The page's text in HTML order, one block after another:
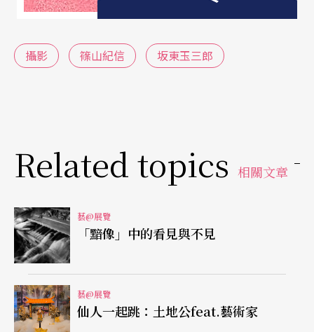
夾帶明星的光環，篠山的一言一行也受到外界矚
數，也儘管攝影被視為客觀記錄現實的媒介工具，
卻能逼近真實。」
言。」而他的工作就是讓他們在鏡頭前看起來更
美：「因為對藝人來說，這就是他們的真實。」
「攝影在日文的意思為『寫真』，但若拍攝的東西
是虛假，那攝影是否又能被稱為『真實』？」
攝影 篠山紀信 坂東玉三郎
Related topics 相關文章
藝@展覽
「黯像」中的看見與不見
藝@展覽
仙人一起跳：土地公feat.藝術家